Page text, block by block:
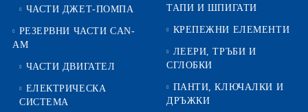
ЧАСТИ ДЖЕТ-ПОМПА
РЕЗЕРВНИ ЧАСТИ CAN-
AM
ЧАСТИ ДВИГАТЕЛ
ЕЛЕКТРИЧЕСКА
СИСТЕМА
ТАПИ И ШПИГАТИ
КРЕПЕЖНИ ЕЛЕМЕНТИ
ЛЕЕРИ, ТРЪБИ И
СГЛОБКИ
ПАНТИ, КЛЮЧАЛКИ И
ДРЪЖКИ